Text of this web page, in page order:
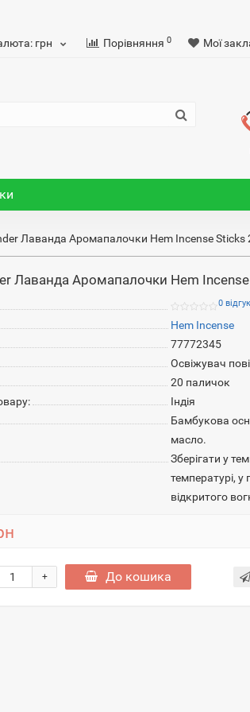
грн Порівняння 0 Мої
Лаванда Аромапалочки Hem Incense Sticks
Лаванда Аромапалочки Hem
0
Hem Incense
77772345
Освіжувач
20 паличок
Індія
Бамбукова
масло.
Зберігати у
температурі, у
відкритого
+ До кошика